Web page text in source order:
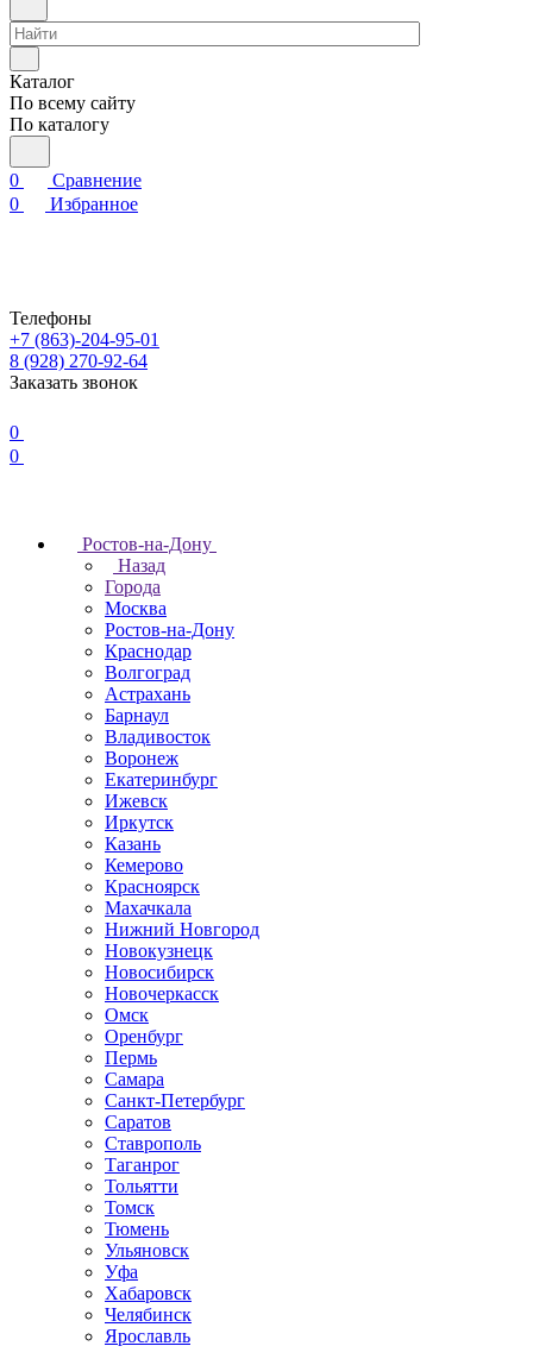
Каталог
По всему сайту
По каталогу
0
Сравнение
0
Избранное
Телефоны
+7 (863)-204-95-01
8 (928) 270-92-64
Заказать звонок
0
0
Ростов-на-Дону
Назад
Города
Москва
Ростов-на-Дону
Краснодар
Волгоград
Астрахань
Барнаул
Владивосток
Воронеж
Екатеринбург
Ижевск
Иркутск
Казань
Кемерово
Красноярск
Махачкала
Нижний Новгород
Новокузнецк
Новосибирск
Новочеркаcск
Омск
Оренбург
Пермь
Самара
Санкт-Петербург
Саратов
Ставрополь
Таганрог
Тольятти
Томск
Тюмень
Ульяновск
Уфа
Хабаровск
Челябинск
Ярославль